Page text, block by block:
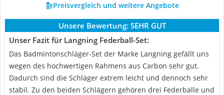
Preisvergleich und weitere Angebote
Unsere Bewertung: SEHR GUT
Unser Fazit für Langning Federball-Set:
Das Badmintonschläger-Set der Marke Langning gefällt uns
wegen des hochwertigen Rahmens aus Carbon sehr gut.
Dadurch sind die Schläger extrem leicht und dennoch sehr
stabil. Zu den beiden Schlägern gehören drei Federbälle und